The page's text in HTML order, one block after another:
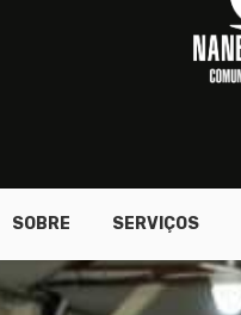
SOBRE SERVIÇOS